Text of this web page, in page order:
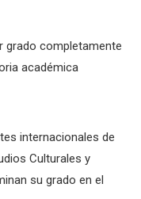
grado completamente
académica
internacionales de
Culturales y
su grado en el